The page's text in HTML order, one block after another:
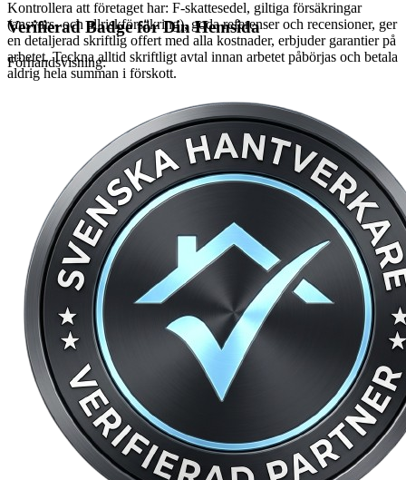
Kontrollera att företaget har: F-skattesedel, giltiga försäkringar
(ansvars- och allriskförsäkring), goda referenser och recensioner, ger
en detaljerad skriftlig offert med alla kostnader, erbjuder garantier på
arbetet. Teckna alltid skriftligt avtal innan arbetet påbörjas och betala
aldrig hela summan i förskott.
Verifierad Badge för Din Hemsida
Förhandsvisning: